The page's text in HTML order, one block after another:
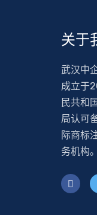
关于
武汉中
成立于
民共和
局认可
际商标
务机构。